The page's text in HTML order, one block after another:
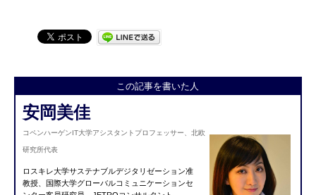
この記事を書いた人
安岡美佳
コペンハーゲンIT大学アシスタントプロフェッサー、北欧
研究所代表
ロスキレ大学サステナブルデジタリゼーション准
教授、国際大学グローバルコミュニケーションセ